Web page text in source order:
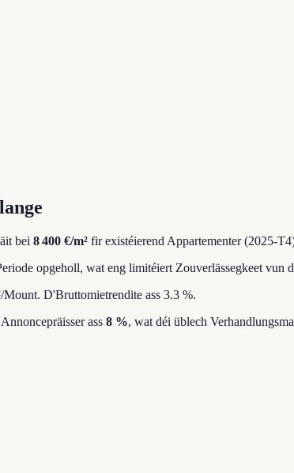
bei 8 400 €/m² fir existéierend Appartementer (2025-
opgeholl, wat eng limitéiert Zouverlässegkeet vun
Mount. D'Bruttomietrendite ass 3.3 %.
ass 8 %, wat déi üblech